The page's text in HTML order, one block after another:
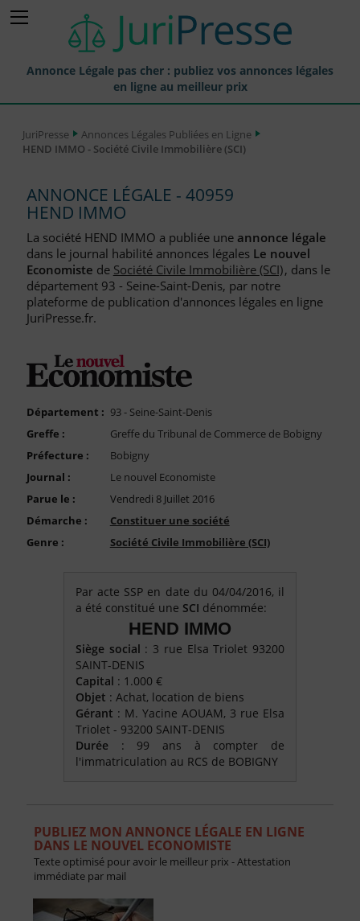
Annonce Légale pas cher : publiez vos annonces légales
en ligne au meilleur prix
Annonces Légales Publiées
Journaux Habilités (JAL) Annonces Légales
Départements pour la Publication d'Annonces Légales
Liste des Greffes
Liste des CCI
FAQ
Compte PRO
JuriPresse
Annonces Légales Publiées en Ligne
HEND IMMO - Société Civile Immobilière (SCI)
ANNONCE LÉGALE - 40959
HEND IMMO
La société HEND IMMO a publiée une annonce légale
dans le journal habilité annonces légales Le nouvel
Economiste de Société Civile Immobilière (SCI), dans le
département 93 - Seine-Saint-Denis, par notre
plateforme de publication d'annonces légales en ligne
JuriPresse.fr.
Département : 93 - Seine-Saint-Denis
Greffe :
Greffe du Tribunal de Commerce de Bobigny
Préfecture :
Bobigny
Journal :
Le nouvel Economiste
Parue le :
Vendredi 8 Juillet 2016
Démarche :
Constituer une société
Genre :
Société Civile Immobilière (SCI)
Par acte SSP en date du 04/04/2016, il
a été constitué une SCI dénommée:
HEND IMMO
Siège social : 3 rue Elsa Triolet 93200
SAINT-DENIS
Capital : 1.000 €
Objet : Achat, location de biens
Gérant : M. Yacine AOUAM, 3 rue Elsa
Triolet - 93200 SAINT-DENIS
Durée : 99 ans à compter de
l'immatriculation au RCS de BOBIGNY
PUBLIEZ MON ANNONCE LÉGALE EN LIGNE
DANS LE NOUVEL ECONOMISTE
Texte optimisé pour avoir le meilleur prix - Attestation
immédiate par mail